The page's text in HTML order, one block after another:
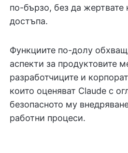
по-бързо, без да жертвате
достъпа.
Функциите по-долу
аспекти за продуктовите
разработчиците и
които оценяват Claude с
безопасното му
работни процеси.